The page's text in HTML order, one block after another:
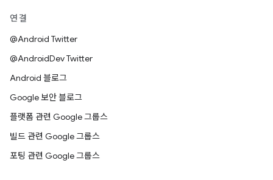
연결
@Android Twitter
@AndroidDev Twitter
Android 블로그
Google 보안 블로그
플랫폼 관련 Google 그룹스
빌드 관련 Google 그룹스
포팅 관련 Google 그룹스